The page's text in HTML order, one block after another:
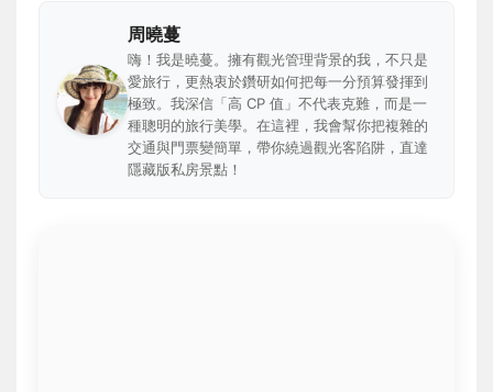
周曉蔓
嗨！我是曉蔓。擁有觀光管理背景的我，不只是
愛旅行，更熱衷於鑽研如何把每一分預算發揮到
極致。我深信「高 CP 值」不代表克難，而是一
種聰明的旅行美學。在這裡，我會幫你把複雜的
交通與門票變簡單，帶你繞過觀光客陷阱，直達
隱藏版私房景點！